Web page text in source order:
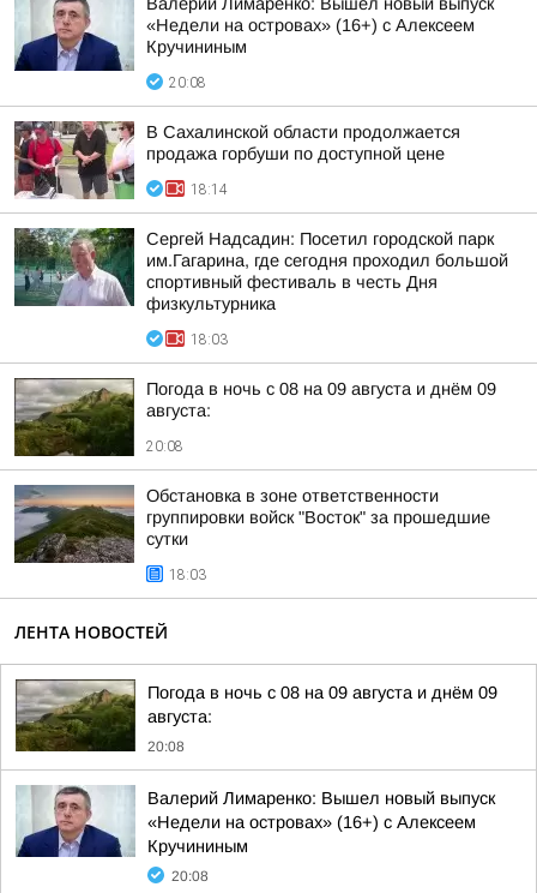
«Недели на островах» (16+) с Алексеем
Кручининым
20:08
В Сахалинской области продолжается
продажа горбуши по доступной цене
18:14
Сергей Надсадин: Посетил городской парк
им.Гагарина, где сегодня проходил большой
спортивный фестиваль в честь Дня
физкультурника
18:03
Погода в ночь с 08 на 09 августа и днём 09
августа:
20:08
Обстановка в зоне ответственности
группировки войск "Восток" за прошедшие
сутки
18:03
ЛЕНТА НОВОСТЕЙ
Погода в ночь с 08 на 09 августа и днём 09
августа:
20:08
Валерий Лимаренко: Вышел новый выпуск
«Недели на островах» (16+) с Алексеем
Кручининым
20:08